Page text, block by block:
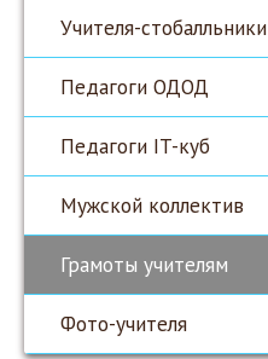
Учителя-стобалльники
Педагоги ОДОД
Педагоги IT-куб
Мужской коллектив
Грамоты учителям
Фото-учителя